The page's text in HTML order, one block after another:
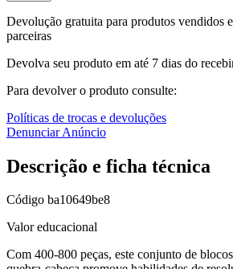
Devolução gratuita para produtos vendidos
parceiras
Devolva seu produto em até 7 dias do
Para devolver o produto consulte:
Políticas de trocas e devoluções
Denunciar Anúncio
Descrição e ficha técnica
Código ba10649be8
Valor educacional
Com 400-800 peças, este conjunto de